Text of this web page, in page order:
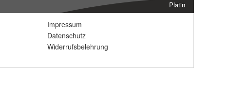
Platin
Impressum
Datenschutz
Widerrufsbelehrung